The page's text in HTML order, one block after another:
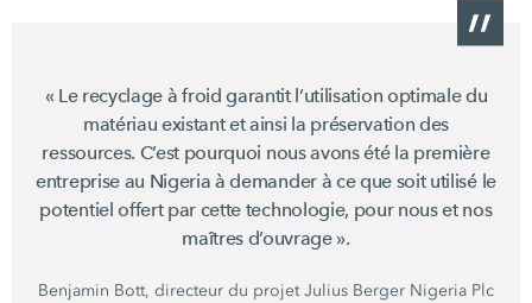
« Le recyclage à froid garantit l’utilisation optimale du
matériau existant et ainsi la préservation des
ressources. C’est pourquoi nous avons été la première
entreprise au Nigeria à demander à ce que soit utilisé le
potentiel offert par cette technologie, pour nous et nos
maîtres d’ouvrage ».
Benjamin Bott, directeur du projet Julius Berger Nigeria Plc